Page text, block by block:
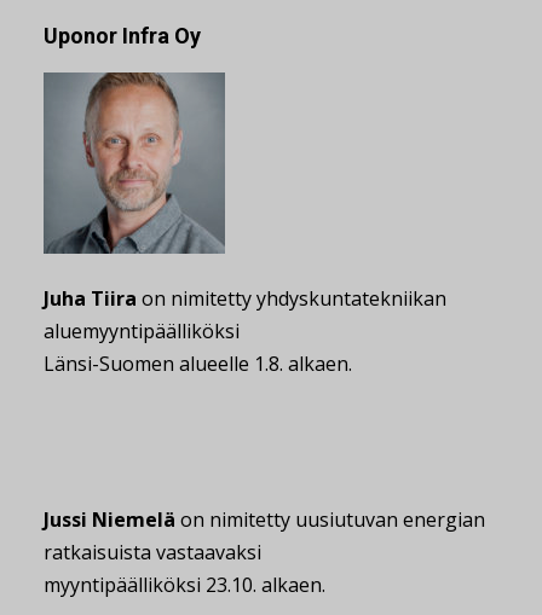
Uponor Infra Oy
Juha Tiira on nimitetty yhdyskuntatekniikan
aluemyyntipäälliköksi
Länsi-Suomen alueelle 1.8. alkaen.
Jussi Niemelä on nimitetty uusiutuvan energian
ratkaisuista vastaavaksi
myyntipäälliköksi 23.10. alkaen.